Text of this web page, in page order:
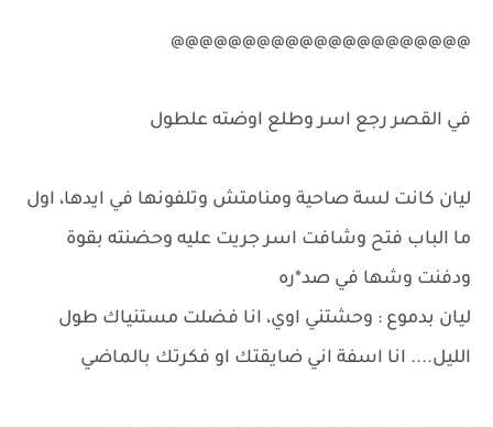
@@@@@@@@@@@@@@@@@@@@@
في القصر رجع اسر وطلع اوضته علطول
ليان كانت لسة صاحية ومنامتش وتلفونها في ايدها، اول
ما الباب فتح وشافت اسر جريت عليه وحضنته بقوة
ودفنت وشها في صد*ره
ليان بدموع : وحشتني اوي، انا فضلت مستنياك طول
الليل.... انا اسفة اني ضايقتك او فكرتك بالماضي